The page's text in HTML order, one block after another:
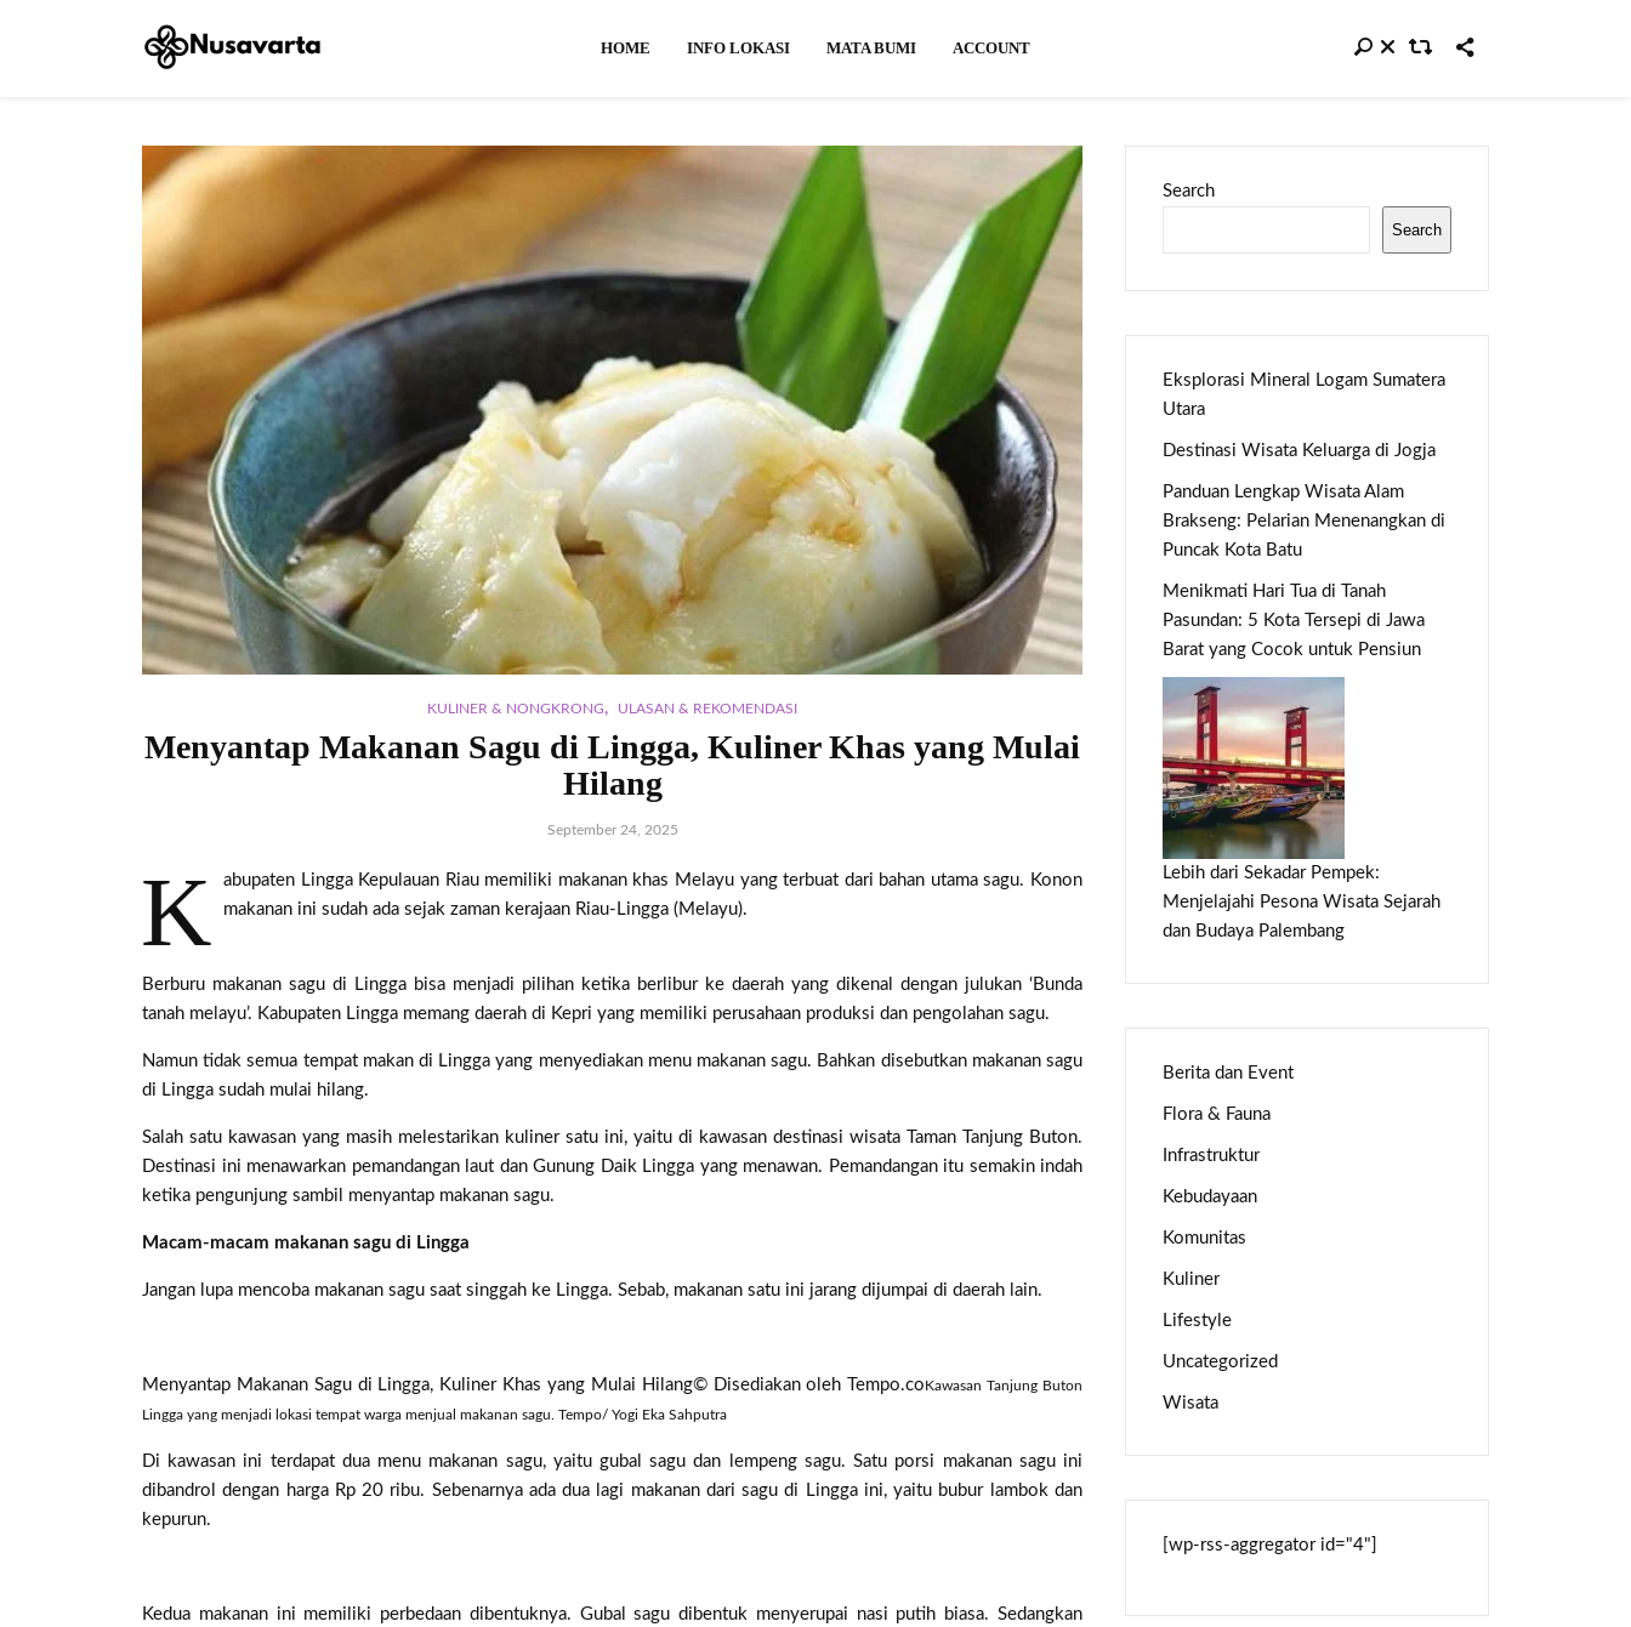
HOME INFO LOKASI MATA BUMI ACCOUNT
KULINER & NONGKRONG, ULASAN & REKOMENDASI
Menyantap Makanan Sagu di Lingga, Kuliner Khas yang Mulai
Hilang
September 24, 2025
K
abupaten Lingga Kepulauan Riau memiliki makanan khas Melayu yang terbuat dari bahan utama sagu. Konon
makanan ini sudah ada sejak zaman kerajaan Riau-Lingga (Melayu).
Berburu makanan sagu di Lingga bisa menjadi pilihan ketika berlibur ke daerah yang dikenal dengan julukan ‘Bunda
tanah melayu’. Kabupaten Lingga memang daerah di Kepri yang memiliki perusahaan produksi dan pengolahan sagu.
Namun tidak semua tempat makan di Lingga yang menyediakan menu makanan sagu. Bahkan disebutkan makanan sagu
di Lingga sudah mulai hilang.
Salah satu kawasan yang masih melestarikan kuliner satu ini, yaitu di kawasan destinasi wisata Taman Tanjung Buton.
Destinasi ini menawarkan pemandangan laut dan Gunung Daik Lingga yang menawan. Pemandangan itu semakin indah
ketika pengunjung sambil menyantap makanan sagu.
Macam-macam makanan sagu di Lingga
Jangan lupa mencoba makanan sagu saat singgah ke Lingga. Sebab, makanan satu ini jarang dijumpai di daerah lain.
Menyantap Makanan Sagu di Lingga, Kuliner Khas yang Mulai Hilang© Disediakan oleh Tempo.coKawasan Tanjung Buton
Lingga yang menjadi lokasi tempat warga menjual makanan sagu. Tempo/ Yogi Eka Sahputra
Di kawasan ini terdapat dua menu makanan sagu, yaitu gubal sagu dan lempeng sagu. Satu porsi makanan sagu ini
dibandrol dengan harga Rp 20 ribu. Sebenarnya ada dua lagi makanan dari sagu di Lingga ini, yaitu bubur lambok dan
kepurun.
Kedua makanan ini memiliki perbedaan dibentuknya. Gubal sagu dibentuk menyerupai nasi putih biasa. Sedangkan
Search
Search
Eksplorasi Mineral Logam Sumatera
Utara
Destinasi Wisata Keluarga di Jogja
Panduan Lengkap Wisata Alam
Brakseng: Pelarian Menenangkan di
Puncak Kota Batu
Menikmati Hari Tua di Tanah
Pasundan: 5 Kota Tersepi di Jawa
Barat yang Cocok untuk Pensiun
Lebih dari Sekadar Pempek:
Menjelajahi Pesona Wisata Sejarah
dan Budaya Palembang
Berita dan Event
Flora & Fauna
Infrastruktur
Kebudayaan
Komunitas
Kuliner
Lifestyle
Uncategorized
Wisata
[wp-rss-aggregator id="4"]